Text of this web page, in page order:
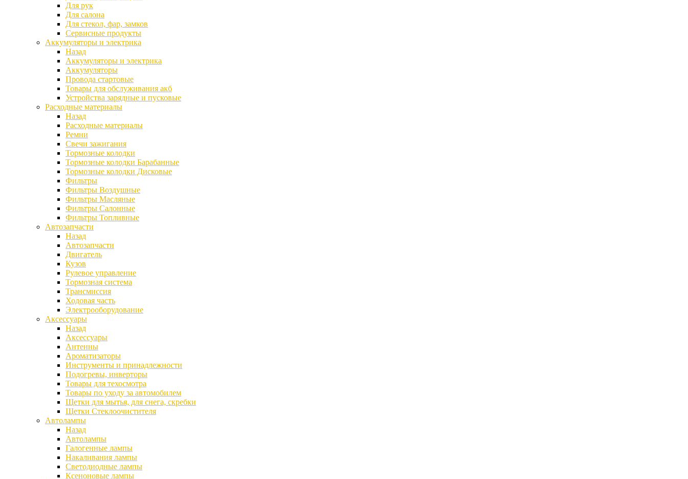
Для рук
Для салона
Для стекол, фар, замков
Сервисные продукты
Аккумуляторы и электрика
Назад
Аккумуляторы и электрика
Аккумуляторы
Провода стартовые
Товары для обслуживания акб
Устройства зарядные и пусковые
Расходные материалы
Назад
Расходные материалы
Ремни
Свечи зажигания
Тормозные колодки
Тормозные колодки Барабанные
Тормозные колодки Дисковые
Фильтры
Фильтры Воздушные
Фильтры Масляные
Фильтры Салонные
Фильтры Топливные
Автозапчасти
Назад
Автозапчасти
Двигатель
Кузов
Рулевое управление
Тормозная система
Трансмиссия
Ходовая часть
Электрооборудование
Аксессуары
Назад
Аксессуары
Антенны
Ароматизаторы
Инструменты и принадлежности
Подогревы, инверторы
Товары для техосмотра
Товары по уходу за автомобилем
Щетки для мытья, для снега, скребки
Щетки Стеклоочистителя
Автолампы
Назад
Автолампы
Галогенные лампы
Накаливания лампы
Светодиодные лампы
Ксеноновые лампы